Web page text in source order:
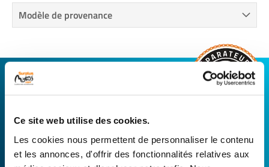
Ce site web utilise des cookies.
Les cookies nous permettent de personnaliser le contenu
et les annonces, d'offrir des fonctionnalités relatives aux
Modèle de provenance
CONNECTEZ-VOUS AVEC VOTRE
RÉPARATEUR FAVORI
technique de notre réseau de Réparateurs-
Distributeurs. De l’achat depièces scooters